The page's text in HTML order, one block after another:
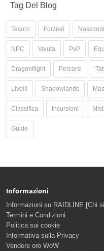
Tag Del Blog
Tesoro Forzieri
NPC Valuta PvP
Dragonflight Percorsi
Livelli Shadowlands
Classifica Incursioni
Guide
Informazioni
Informazioni su RAIDLINE [Chi
Termini e Condizioni
Politica sui cookie
Informativa sulla Privacy
Vendere oro WoW